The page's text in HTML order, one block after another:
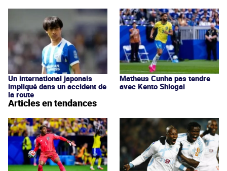
Un international japonais
impliqué dans un accident de
la route
Matheus Cunha pas tendre
avec Kento Shiogai
Articles en tendances